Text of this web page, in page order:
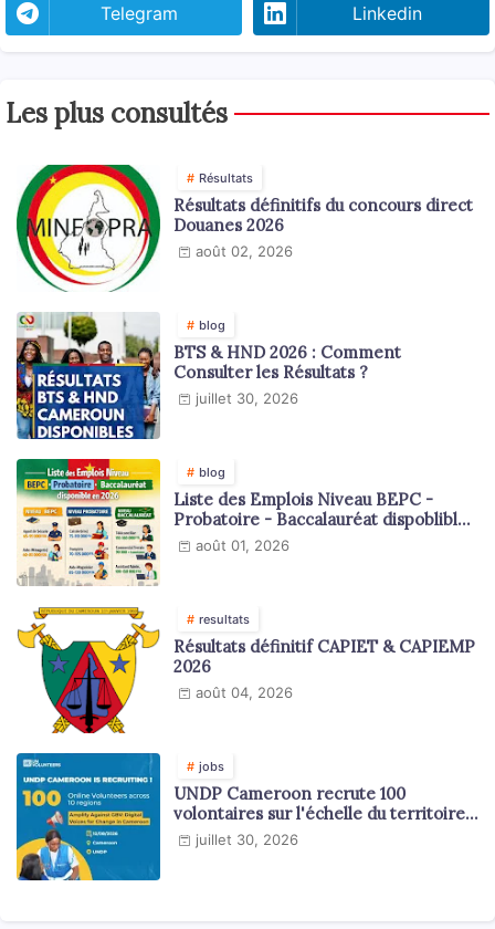
Telegram Linkedin
Les plus consultés
Résultats
Résultats définitifs du concours direct
Douanes 2026
août 02, 2026
blog
BTS & HND 2026 : Comment
Consulter les Résultats ?
juillet 30, 2026
blog
Liste des Emplois Niveau BEPC -
Probatoire - Baccalauréat dispoblible
en 2026
août 01, 2026
resultats
Résultats définitif CAPIET & CAPIEMP
2026
août 04, 2026
jobs
UNDP Cameroon recrute 100
volontaires sur l'échelle du territoire
national
juillet 30, 2026